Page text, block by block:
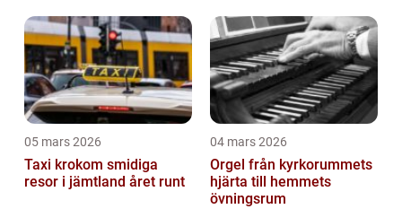
05 mars 2026
Taxi krokom smidiga
resor i jämtland året runt
04 mars 2026
Orgel från kyrkorummets
hjärta till hemmets
övningsrum